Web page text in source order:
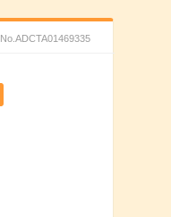
No.ADCTA01469335